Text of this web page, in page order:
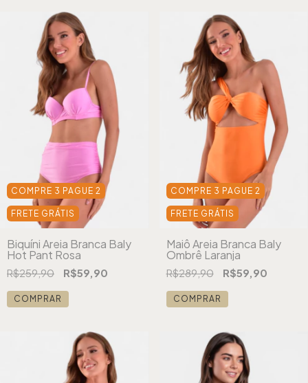
COMPRE 3 PAGUE 2
FRETE GRÁTIS
Biquíni Areia Branca Baly
Hot Pant Rosa
R$259,90 R$59,90
COMPRAR
COMPRE 3 PAGUE 2
FRETE GRÁTIS
Maiô Areia Branca Baly
Ombrê Laranja
R$289,90 R$59,90
COMPRAR